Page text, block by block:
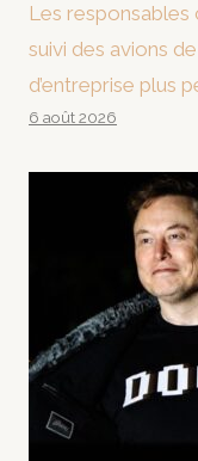
Les
suivi des avions
d’entreprise plus
6 août 2026